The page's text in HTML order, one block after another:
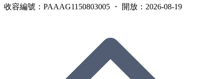
收容編號：PAAAG1150803005 ・ 開放：2026-08-19